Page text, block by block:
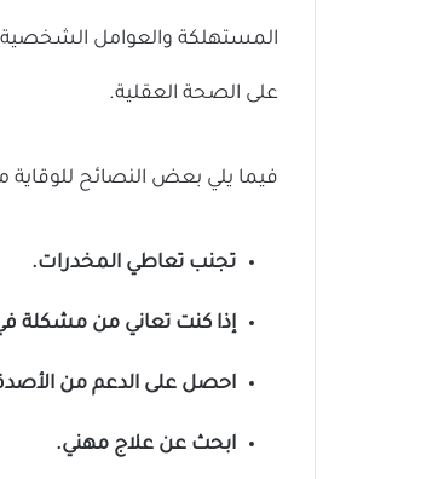
المستهلكة والعوامل الشخصية.
على الصحة العقلية.
فيما يلي بعض النصائح للوقاية
تجنب تعاطي المخدرات.
إذا كنت تعاني من مشكلة
احصل على الدعم من
ابحث عن علاج مهني.